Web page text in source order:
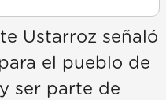
Ustarroz señaló
el pueblo de
ser parte de